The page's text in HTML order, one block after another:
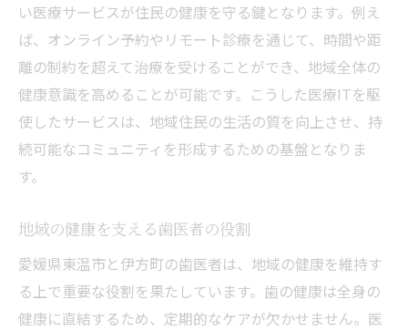
い医療サービスが住民の健康を守る鍵となります。例え
ば、オンライン予約やリモート診療を通じて、時間や距
離の制約を超えて治療を受けることができ、地域全体の
健康意識を高めることが可能です。こうした医療ITを駆
使したサービスは、地域住民の生活の質を向上させ、持
続可能なコミュニティを形成するための基盤となりま
す。
地域の健康を支える歯医者の役割
愛媛県東温市と伊方町の歯医者は、地域の健康を維持す
る上で重要な役割を果たしています。歯の健康は全身の
健康に直結するため、定期的なケアが欠かせません。医